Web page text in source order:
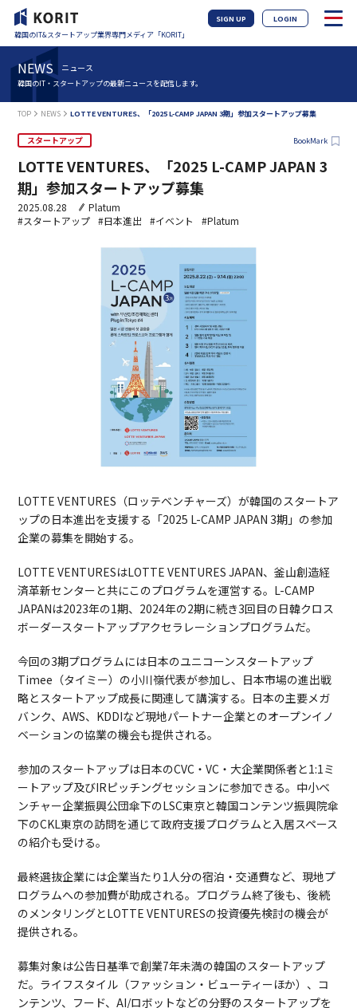
韓国のIT&スタートアップ業界専門メディア「KORIT」
SIGN UP LOGIN
NEWS ニュース
韓国のIT・スタートアップの最新ニュースを配信します。
TOP NEWS LOTTE VENTURES、「2025 L-CAMP JAPAN 3期」参加スタートアップ募集
スタートアップ BookMark
LOTTE VENTURES、「2025 L-CAMP JAPAN 3
期」参加スタートアップ募集
2025.08.28
Platum
#スタートアップ
#日本進出 #イベント #Platum
LOTTE VENTURES（ロッテベンチャーズ）が韓国のスタートア
ップの日本進出を支援する「2025 L-CAMP JAPAN 3期」の参加
企業の募集を開始する。
LOTTE VENTURESはLOTTE VENTURES JAPAN、釜山創造経
済革新センターと共にこのプログラムを運営する。L-CAMP
JAPANは2023年の1期、2024年の2期に続き3回目の日韓クロス
ボーダースタートアップアクセラレーションプログラムだ。
今回の3期プログラムには日本のユニコーンスタートアップ
Timee（タイミー）の小川嶺代表が参加し、日本市場の進出戦
略とスタートアップ成長に関連して講演する。日本の主要メガ
バンク、AWS、KDDIなど現地パートナー企業とのオープンイノ
ベーションの協業の機会も提供される。
参加のスタートアップは日本のCVC・VC・大企業関係者と1:1ミ
ートアップ及びIRピッチングセッションに参加できる。中小ベ
ンチャー企業振興公団傘下のLSC東京と韓国コンテンツ振興院傘
下のCKL東京の訪問を通じて政府支援プログラムと入居スペース
の紹介も受ける。
最終選抜企業には企業当たり1人分の宿泊・交通費など、現地プ
ログラムへの参加費が助成される。プログラム終了後も、後続
のメンタリングとLOTTE VENTURESの投資優先検討の機会が
提供される。
募集対象は公告日基準で創業7年未満の韓国のスタートアップ
だ。ライフスタイル（ファッション・ビューティーほか）、コ
ンテンツ、フード、AI/ロボットなどの分野のスタートアップを